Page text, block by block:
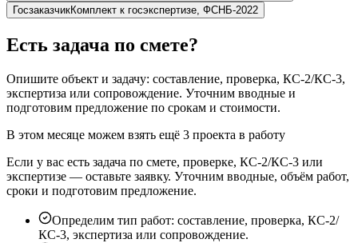
ГосзаказчикКомплект к госэкспертизе, ФСНБ-2022
Есть задача по смете?
Опишите объект и задачу: составление, проверка, КС-2/КС-3,
экспертиза или сопровождение. Уточним вводные и
подготовим предложение по срокам и стоимости.
В этом месяце можем взять ещё 3 проекта в работу
Если у вас есть задача по смете, проверке, КС-2/КС-3 или
экспертизе — оставьте заявку. Уточним вводные, объём работ,
сроки и подготовим предложение.
Определим тип работ: составление, проверка, КС-2/
КС-3, экспертиза или сопровождение.